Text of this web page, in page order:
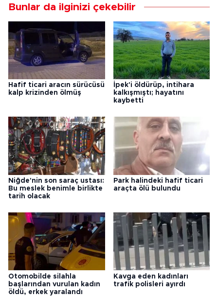
Bunlar da ilginizi çekebilir
Hafif ticari aracın sürücüsü
kalp krizinden ölmüş
İpek'i öldürüp, intihara
kalkışmıştı; hayatını
kaybetti
Niğde'nin son saraç ustası:
Bu meslek benimle birlikte
tarih olacak
Park halindeki hafif ticari
araçta ölü bulundu
Otomobilde silahla
başlarından vurulan kadın
öldü, erkek yaralandı
Kavga eden kadınları
trafik polisleri ayırdı